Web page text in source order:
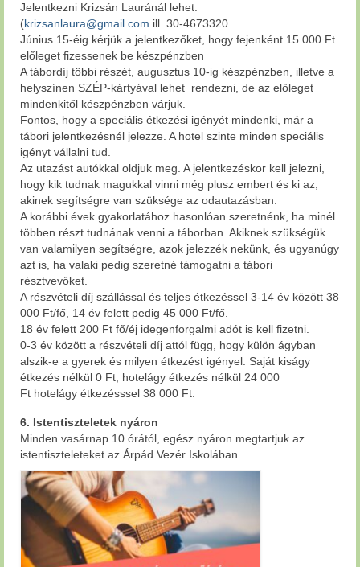
Jelentkezni Krizsán Lauránál lehet.
(krizsanlaura@gmail.com ill. 30-4673320
Június 15-éig kérjük a jelentkezőket, hogy fejenként 15 000 Ft
előleget fizessenek be készpénzben
A tábordíj többi részét, augusztus 10-ig készpénzben, illetve a
helyszínen SZÉP-kártyával lehet rendezni, de az előleget
mindenkitől készpénzben várjuk.
Fontos, hogy a speciális étkezési igényét mindenki, már a
tábori jelentkezésnél jelezze. A hotel szinte minden speciális
igényt vállalni tud.
Az utazást autókkal oldjuk meg. A jelentkezéskor kell jelezni,
hogy kik tudnak magukkal vinni még plusz embert és ki az,
akinek segítségre van szüksége az odautazásban.
A korábbi évek gyakorlatához hasonlóan szeretnénk, ha minél
többen részt tudnának venni a táborban. Akiknek szükségük
van valamilyen segítségre, azok jelezzék nekünk, és ugyanúgy
azt is, ha valaki pedig szeretné támogatni a tábori
résztvevőket.
A részvételi díj szállással és teljes étkezéssel 3-14 év között 38
000 Ft/fő, 14 év felett pedig 45 000 Ft/fő.
18 év felett 200 Ft fő/éj idegenforgalmi adót is kell fizetni.
0-3 év között a részvételi díj attól függ, hogy külön ágyban
alszik-e a gyerek és milyen étkezést igényel. Saját kiságy
étkezés nélkül 0 Ft, hotelágy étkezés nélkül 24 000
Ft hotelágy étkezésssel 38 000 Ft.
6. Istentiszteletek nyáron
Minden vasárnap 10 órától, egész nyáron megtartjuk az
istentiszteleteket az Árpád Vezér Iskolában.